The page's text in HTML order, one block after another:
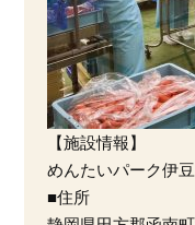
【施設情報】
めんたいパーク伊豆
■住所